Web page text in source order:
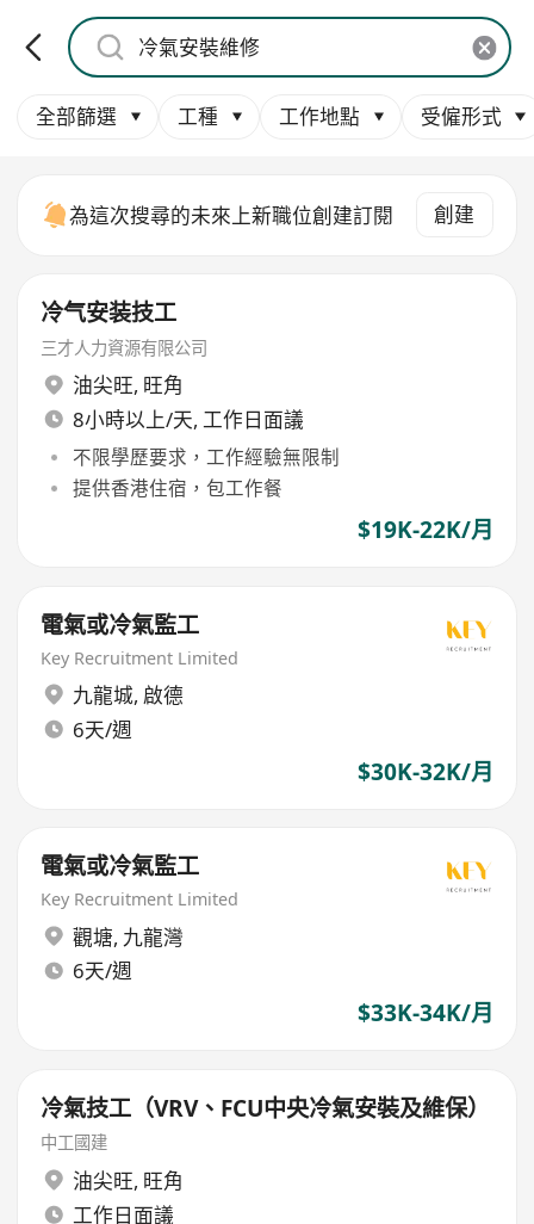
全部篩選 工種 工作地點 受僱形式
為這次搜尋的未來上新職位創建訂閱 創建
冷气安装技工
三才人力資源有限公司
油尖旺, 旺角
8小時以上/天, 工作日面議
不限學歷要求，工作經驗無限制
提供香港住宿，包工作餐
$19K-22K/月
電氣或冷氣監工
Key Recruitment Limited
九龍城, 啟德
6天/週
$30K-32K/月
電氣或冷氣監工
Key Recruitment Limited
觀塘, 九龍灣
6天/週
$33K-34K/月
冷氣技工（VRV、FCU中央冷氣安裝及維保）
中工國建
油尖旺, 旺角
工作日面議